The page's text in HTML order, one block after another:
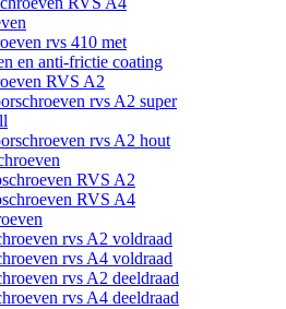
rvs 410 met
en anti-frictie coating
RVS A2
rvs A2 super
rvs A2 hout
RVS A2
RVS A4
rvs A2 voldraad
rvs A4 voldraad
rvs A2 deeldraad
rvs A4 deeldraad